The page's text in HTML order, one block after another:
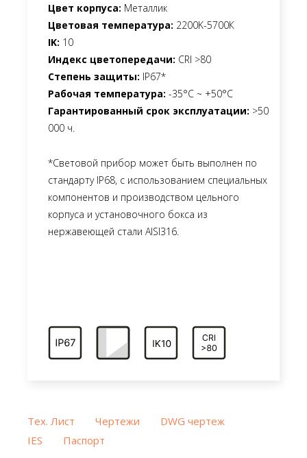
Цвет корпуса: Металлик
Цветовая температура: 2200K-5700К
IK: 10
Индекс цветопередачи: CRI >80
Степень защиты: IP67*
Рабочая температура: -35°C ~ +50°C
Гарантированный срок эксплуатации: >50
000 ч.
*Световой прибор может быть выполнен по
стандарту IP68, с использованием специальных
компонентов и производством цельного
корпуса и установочного бокса из
нержавеющей стали AISI316.
Тех. Лист Чертежи
DWG чертеж
IES
Паспорт